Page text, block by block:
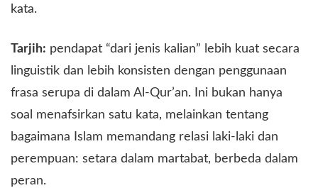
kata.
Tarjih: pendapat “dari jenis kalian” lebih kuat secara
linguistik dan lebih konsisten dengan penggunaan
frasa serupa di dalam Al-Qur’an. Ini bukan hanya
soal menafsirkan satu kata, melainkan tentang
bagaimana Islam memandang relasi laki-laki dan
perempuan: setara dalam martabat, berbeda dalam
peran.